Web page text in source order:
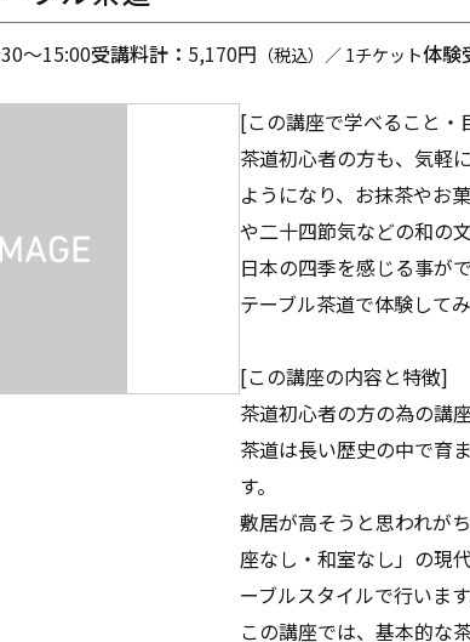
～15:00受講料計： 5,170円 （税込）／ 1チケット体験
[この講座で学べること・
茶道初心者の方も、気軽
ようになり、お抹茶やお
や二十四節気などの和の
日本の四季を感じる事が
テーブル茶道で体験して
[この講座の内容と特徴]
茶道初心者の方の為の講座
茶道は長い歴史の中で育
す。
敷居が高そうと思われが
座なし・和室なし」の現
ーブルスタイルで行います
この講座では、基本的な